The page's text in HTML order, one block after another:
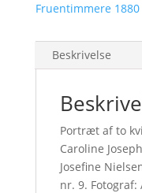
Fruentimmere 1880
Beskrivelse
Portræt af to
Caroline
Josefine
nr. 9.